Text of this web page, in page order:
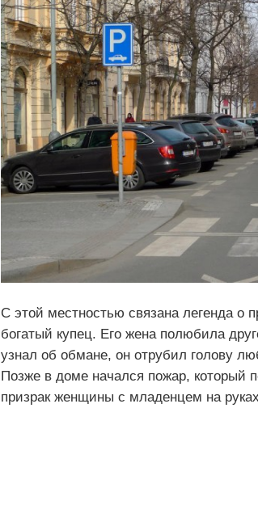
С этой местностью связана легенда о
богатый купец. Его жена полюбила
узнал об обмане, он отрубил голову
Позже в доме начался пожар, который
призрак женщины с младенцем на